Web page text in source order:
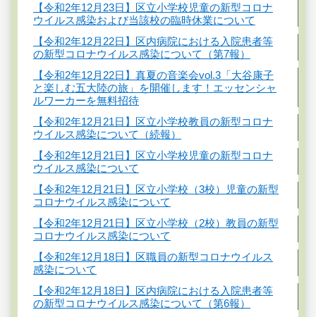
【令和2年12月23日】区立小学校児童の新型コロナ
ウイルス感染および当該校の臨時休業について
【令和2年12月22日】区内病院における入院患者等
の新型コロナウイルス感染について（第7報）
【令和2年12月22日】真夏の音楽会vol.3「大谷康子
と楽しむ五大陸の旅」を開催します！エッセンシャ
ルワーカーを無料招待
【令和2年12月21日】区立小学校教員の新型コロナ
ウイルス感染について（続報）
【令和2年12月21日】区立小学校児童の新型コロナ
ウイルス感染について
【令和2年12月21日】区立小学校（3校）児童の新型
コロナウイルス感染について
【令和2年12月21日】区立小学校（2校）教員の新型
コロナウイルス感染について
【令和2年12月18日】区職員の新型コロナウイルス
感染について
【令和2年12月18日】区内病院における入院患者等
の新型コロナウイルス感染について（第6報）